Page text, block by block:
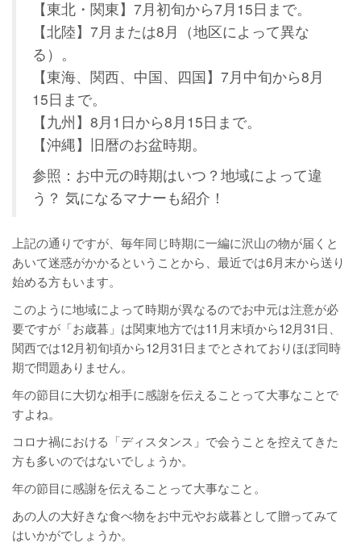
【東北・関東】7月初旬から7月15日まで。
【北陸】7月または8月（地区によって異な
る）。
【東海、関西、中国、四国】7月中旬から8月
15日まで。
【九州】8月1日から8月15日まで。
【沖縄】旧暦のお盆時期。
参照：お中元の時期はいつ？地域によって違
う？ 気になるマナーも紹介！
上記の通りですが、毎年同じ時期に一編に沢山の物が届くと
あいて迷惑がかかるということから、最近では6月末から送り
始める方もいます。
このように地域によって時期が異なるのでお中元は注意が必
要ですが「お歳暮」は関東地方では11月末頃から12月31日、
関西では12月初旬頃から12月31日までとされておりほぼ同時
期で問題ありません。
年の節目に大切な相手に感謝を伝えることって大事なことで
すよね。
コロナ禍における「ディスタンス」で会うことを控えてきた
方も多いのではないでしょうか。
年の節目に感謝を伝えることって大事なこと。
あの人の大好きな食べ物をお中元やお歳暮として贈ってみて
はいかがでしょうか。